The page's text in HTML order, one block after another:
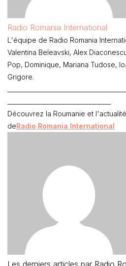
Radio Romania International
L'équipe de Radio Romania
Valentina Beleavski, Alex
Pop, Dominique, Mariana Tudose,
Grigore.
Découvrez la Roumanie et
deRadio Romania International
Les derniers articles par Radio